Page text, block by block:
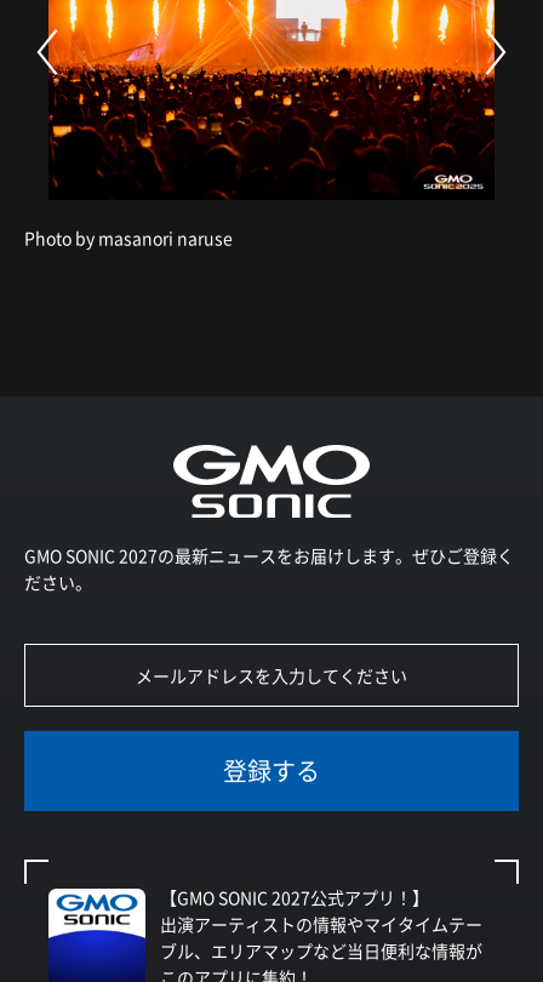
Photo by masanori naruse
GMO SONIC 2027の最新ニュースをお届けします。ぜひご登録く
ださい。
登録する
【GMO SONIC 2027公式アプリ！】
出演アーティストの情報やマイタイムテー
ブル、エリアマップなど当日便利な情報が